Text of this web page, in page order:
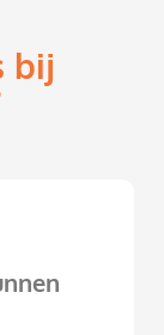
bij